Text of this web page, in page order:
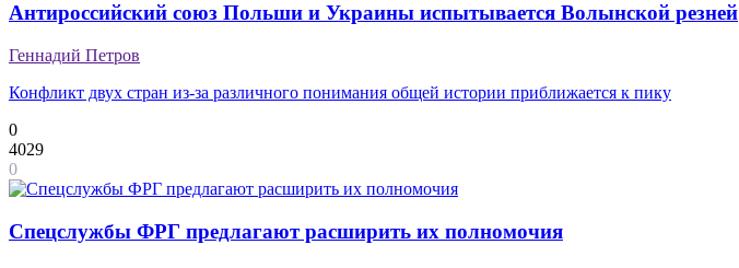
Антироссийский союз Польши и Украины испытывается Волынской резней
Геннадий Петров
Конфликт двух стран из-за различного понимания общей истории приближается к пику
0
4029
0
Спецслужбы ФРГ предлагают расширить их полномочия